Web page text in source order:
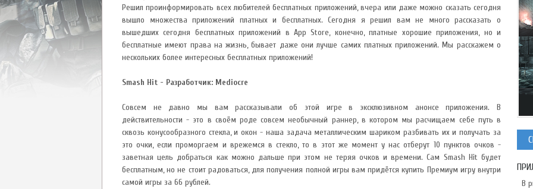
Решил проинформировать всех любителей бесплатных приложений, вчера или даже можно сказать сегодня
вышло множества приложений платных и бесплатных. Сегодня я решил вам не много рассказать о
вышедших сегодня бесплатных приложений в App Store, конечно, платные хорошие приложения, но и
бесплатные имеют права на жизнь, бывает даже они лучше самих платных приложений. Мы расскажем о
нескольких более интересных бесплатных приложений!
Smash Hit - Разработчик: Mediocre
Совсем не давно мы вам рассказывали об этой игре в эксклюзивном анонсе приложения. В
действительности - это в своём роде совсем необычный раннер, в котором мы расчищаем себе путь в
сквозь конусообразного стекла, и окон - наша задача металлическим шариком разбивать их и получать за
это очки, если проморгаем и врежемся в стекло, то в этот же момент у нас отберут 10 пунктов очков -
заветная цель добраться как можно дальше при этом не теряя очков и времени. Сам Smash Hit будет
бесплатным, но не стоит радоваться, для получения полной игры вам придётся купить Премиум игру внутри
самой игры за 66 рублей.
В